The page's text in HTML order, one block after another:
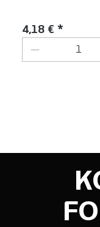
Regulärer Preis:
4,18 € *
Produkt